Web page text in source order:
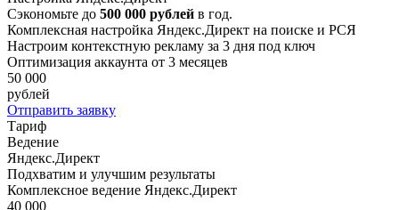
Сэкономьте до 500 000 рублей в год.
Комплексная настройка Яндекс.Директ на поиске и РСЯ
Настроим контекстную рекламу за 3 дня под ключ
Оптимизация аккаунта от 3 месяцев
50 000
рублей
Отправить заявку
Тариф
Ведение
Яндекс.Директ
Подхватим и улучшим результаты
Комплексное ведение Яндекс.Директ
40 000